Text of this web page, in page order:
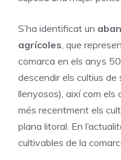
S’ha identificat un
agrícoles, que
comarca en els anys
descendir els cultius
llenyosos), així com els
més recentment els
plana litoral. En
cultivables de la